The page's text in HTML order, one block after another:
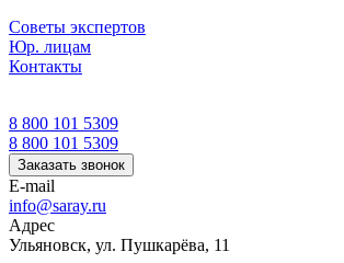
Советы экспертов
Юр. лицам
Контакты
8 800 101 5309
8 800 101 5309
Заказать звонок
E-mail
info@saray.ru
Адрес
Ульяновск, ул. Пушкарёва, 11